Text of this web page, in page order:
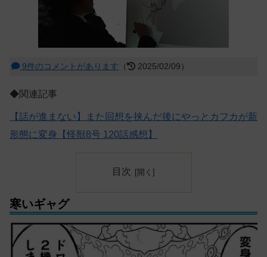
9件のコメントがあります （ 2025/02/09）
◆関連記事
【話が進まない】また回想を挟んだ後にやっとカフカが新
形態に変身【怪獣8号 120話感想】
目次
寒いギャグ